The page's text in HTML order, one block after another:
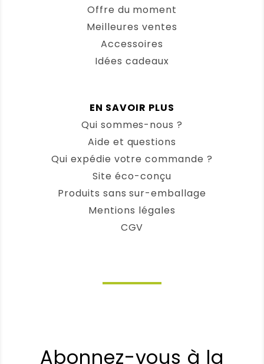
Offre du moment
Meilleures ventes
Accessoires
Idées cadeaux
EN SAVOIR PLUS
Qui sommes-nous ?
Aide et questions
Qui expédie votre commande ?
Site éco-conçu
Produits sans sur-emballage
Mentions légales
CGV
Abonnez-vous à la